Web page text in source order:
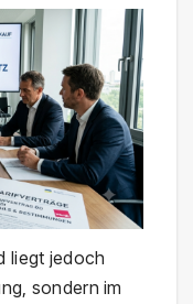
liegt jedoch
sondern im